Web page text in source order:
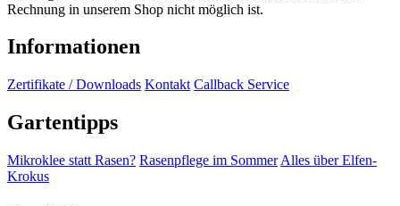
Rechnung in unserem Shop nicht möglich ist.
Informationen
Zertifikate / Downloads Kontakt Callback Service
Gartentipps
Mikroklee statt Rasen? Rasenpflege im Sommer Alles über Elfen-
Krokus